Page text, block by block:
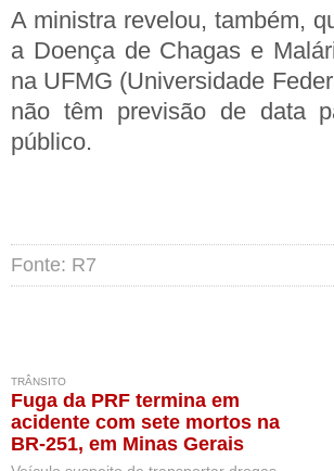
A ministra revelou, também,
a Doença de Chagas e
na UFMG (Universidade
não têm previsão de data
público.
Fonte: R7
TRÂNSITO
Fuga da PRF termina em
acidente com sete mortos na
BR-251, em Minas Gerais